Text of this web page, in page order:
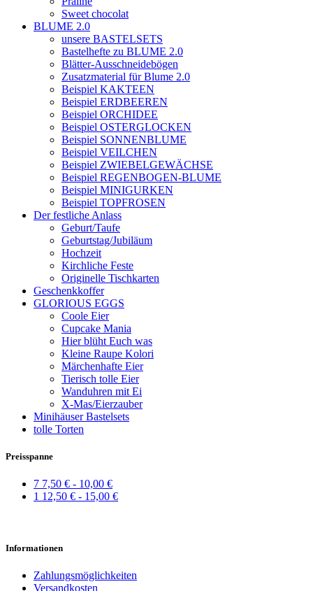
Sweet chocolat
BLUME 2.0
unsere BASTELSETS
Bastelhefte zu BLUME 2.0
Blätter-Ausschneidebögen
Zusatzmaterial für Blume 2.0
Beispiel KAKTEEN
Beispiel ERDBEEREN
Beispiel ORCHIDEE
Beispiel OSTERGLOCKEN
Beispiel SONNENBLUME
Beispiel VEILCHEN
Beispiel ZWIEBELGEWÄCHSE
Beispiel REGENBOGEN-BLUME
Beispiel MINIGURKEN
Beispiel TOPFROSEN
Der festliche Anlass
Geburt/Taufe
Geburtstag/Jubiläum
Hochzeit
Kirchliche Feste
Originelle Tischkarten
Geschenkkoffer
GLORIOUS EGGS
Coole Eier
Cupcake Mania
Hier blüht Euch was
Kleine Raupe Kolori
Märchenhafte Eier
Tierisch tolle Eier
Wanduhren mit Ei
X-Mas/Eierzauber
Minihäuser Bastelsets
tolle Torten
Preisspanne
7 7,50 € - 10,00 €
1 12,50 € - 15,00 €
Informationen
Zahlungsmöglichkeiten
Versandkosten